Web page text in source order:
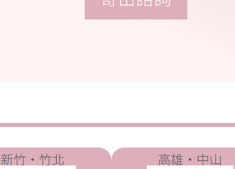
新竹・竹北 高雄・中山